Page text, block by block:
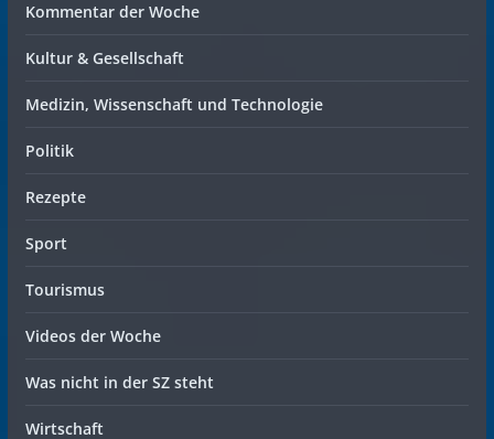
Kommentar der Woche
Kultur & Gesellschaft
Medizin, Wissenschaft und Technologie
Politik
Rezepte
Sport
Tourismus
Videos der Woche
Was nicht in der SZ steht
Wirtschaft